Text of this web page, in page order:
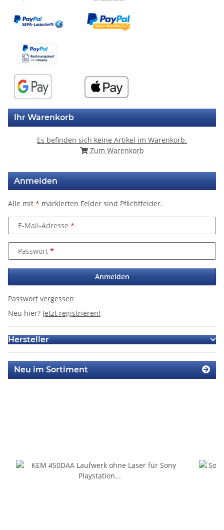
Ihr Warenkorb
Es befinden sich keine Artikel im Warenkorb.
Zum Warenkorb
Anmelden
Alle mit * markierten Felder sind Pflichtfelder.
E-Mail-Adresse
Passwort
Anmelden
Passwort vergessen
Neu hier? Jetzt registrieren!
Hersteller
Neu im Sortiment